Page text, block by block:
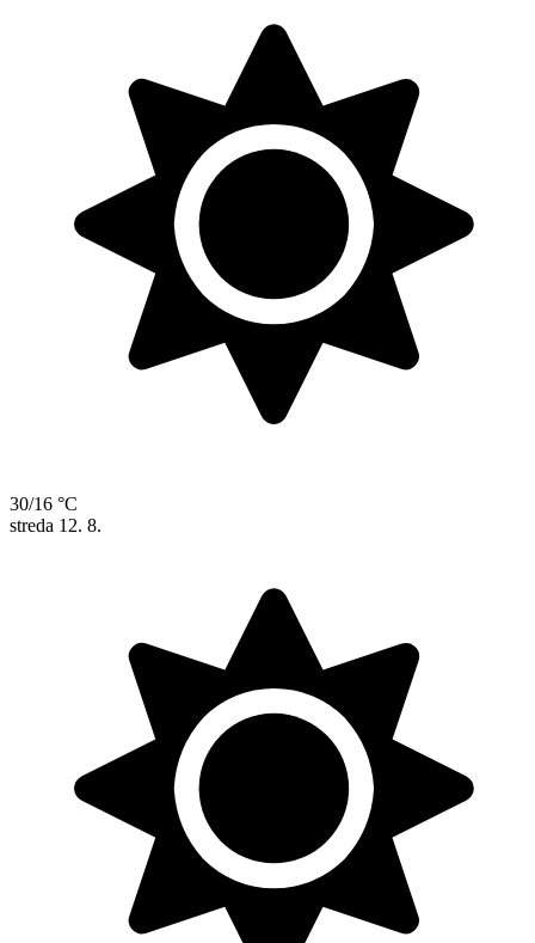
30/16 °C
streda 12. 8.